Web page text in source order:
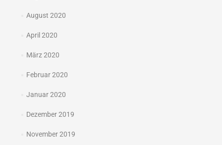
August 2020
April 2020
März 2020
Februar 2020
Januar 2020
Dezember 2019
November 2019